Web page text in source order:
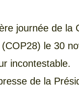
journée de la
le 30
incontestable.
de la